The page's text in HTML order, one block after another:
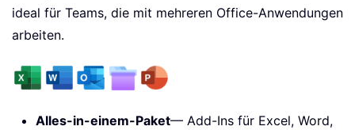
ideal für Teams, die mit mehreren Office-Anwendungen
arbeiten.
Alles-in-einem-Paket— Add-Ins für Excel, Word,